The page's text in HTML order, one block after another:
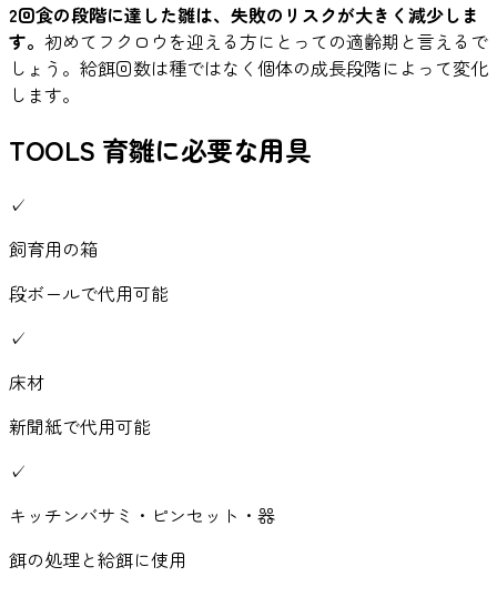
2回食の段階に達した雛は、失敗のリスクが大きく減少しま
す。 初めてフクロウを迎える方にとっての適齢期と言えるで
しょう。給餌回数は種ではなく個体の成長段階によって変化
します。
TOOLS 育雛に必要な用具
✓
飼育用の箱
段ボールで代用可能
✓
床材
新聞紙で代用可能
✓
キッチンバサミ・ピンセット・器
餌の処理と給餌に使用